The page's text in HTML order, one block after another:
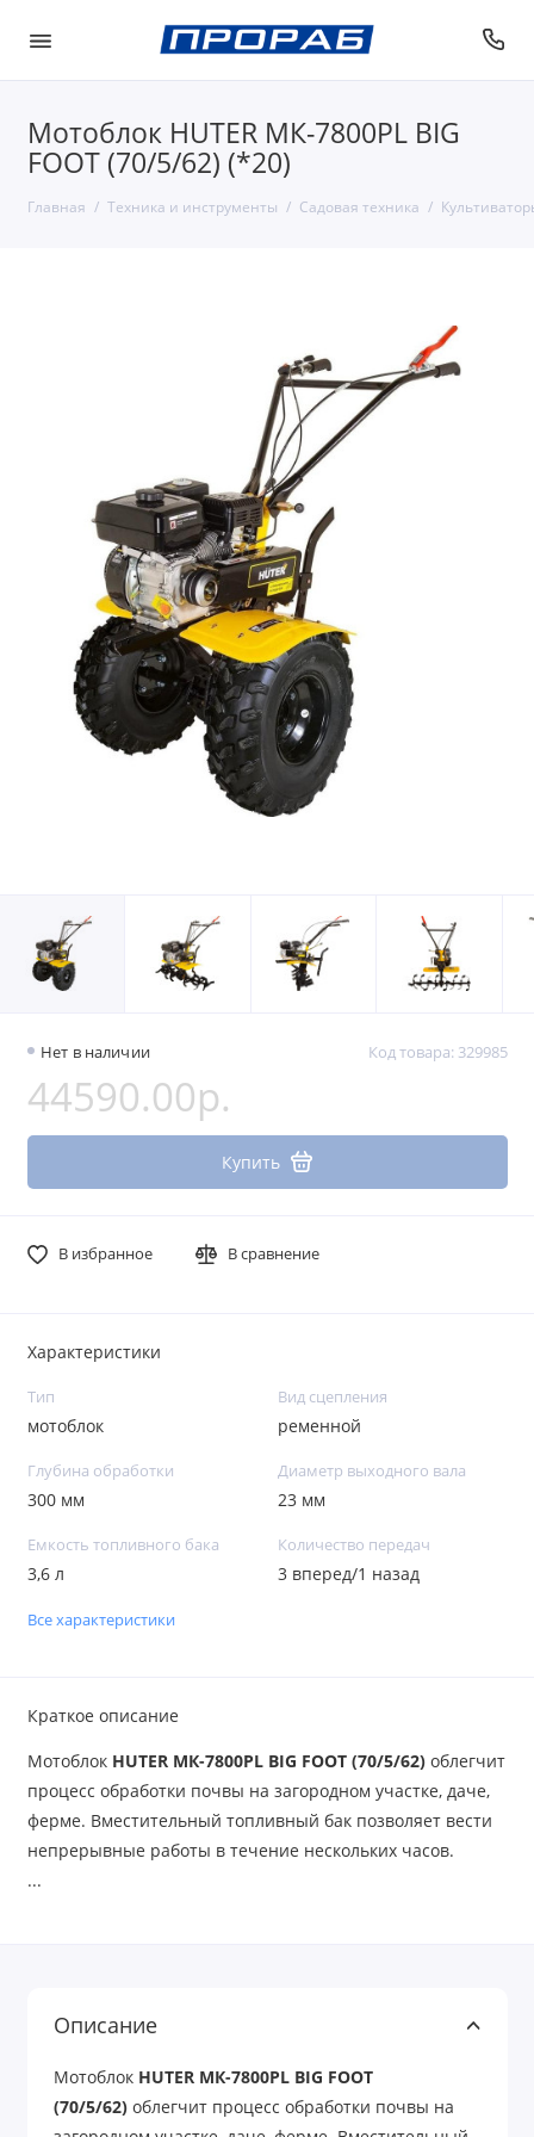
Мотоблок HUTER МК-7800PL BIG
FOOT (70/5/62) (*20)
Главная Техника и инструменты Садовая техника
Нет в наличии Код товара: 329985
44590.00р.
Купить
В избранное В сравнение
Характеристики
Тип
мотоблок
Вид сцепления
ременной
Глубина обработки
300 мм
Диаметр выходного вала
23 мм
Емкость топливного бака
3,6 л
Количество передач
3 вперед/1 назад
Все характеристики
Краткое описание
Мотоблок HUTER МК-7800PL BIG FOOT (70/5/62) облегчит
процесс обработки почвы на загородном участке, даче,
ферме. Вместительный топливный бак позволяет вести
непрерывные работы в течение нескольких часов.
...
Описание
Мотоблок HUTER МК-7800PL BIG FOOT
(70/5/62) облегчит процесс обработки почвы на